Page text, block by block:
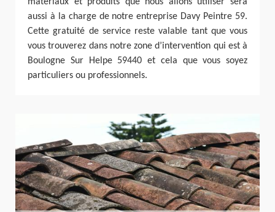
matériaux et produits que nous allons utiliser sera
aussi à la charge de notre entreprise Davy Peintre 59.
Cette gratuité de service reste valable tant que vous
vous trouverez dans notre zone d’intervention qui est à
Boulogne Sur Helpe 59440 et cela que vous soyez
particuliers ou professionnels.